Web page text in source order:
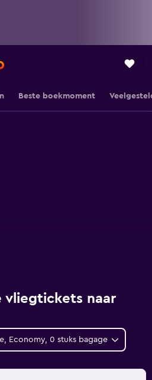
Beste boekmoment
vliegtickets naar
Economy, 0 stuks bagage